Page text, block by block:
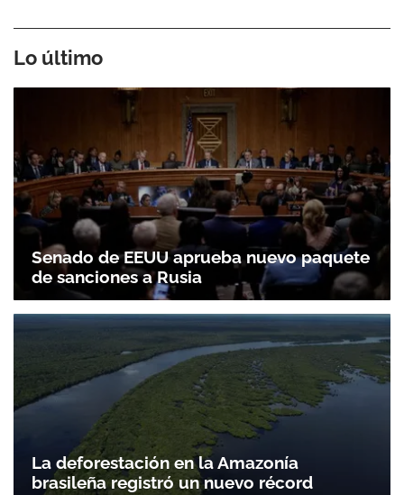
Lo último
Senado de EEUU aprueba nuevo paquete
de sanciones a Rusia
La deforestación en la Amazonía
brasileña registró un nuevo récord